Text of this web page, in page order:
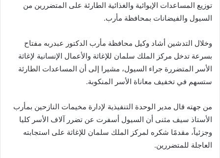
توزيع المساعدات الإيوائية والغذائية الطارئة على المتضررين من
السيول والفيضانات بمحافظة مأرب.
وخلال التدشين أشاد وكيل محافظة مأرب الدكتور عبدربه مفتاح
بسرعة تدخل مركز الملك سلمان للإغاثة والأعمال الإنسانية لإغاثة
الأسر المتضررة جراء السيول، مشيرا إلى أن المساعدات الطارئة
ستسهم في تخفيف معاناة الأسر المنكوبة.
من جهته قال مدير الوحدة التنفيذية لإدارة مخيمات النازحين بمأرب
الأستاذ سيف مثنى أن السيول أسفرت عن تضرر آلاف الأسر كليا
وجزئياً، مقدمًا شكره لمركز الملك سلمان للإغاثة على استجابته
العاجلة للمتضررين.